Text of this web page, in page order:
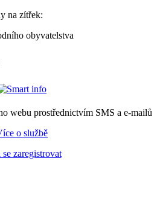
na zítřek:
obyvatelstva
webu prostřednictvím SMS a e-mailů
o službě
zaregistrovat